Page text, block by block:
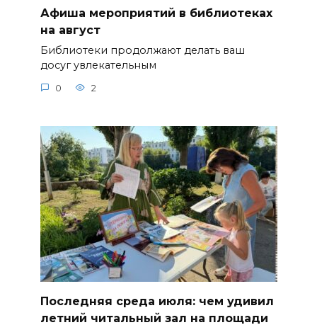
Афиша мероприятий в библиотеках
на август
Библиотеки продолжают делать ваш
досуг увлекательным
0 2
Последняя среда июля: чем удивил
летний читальный зал на площади